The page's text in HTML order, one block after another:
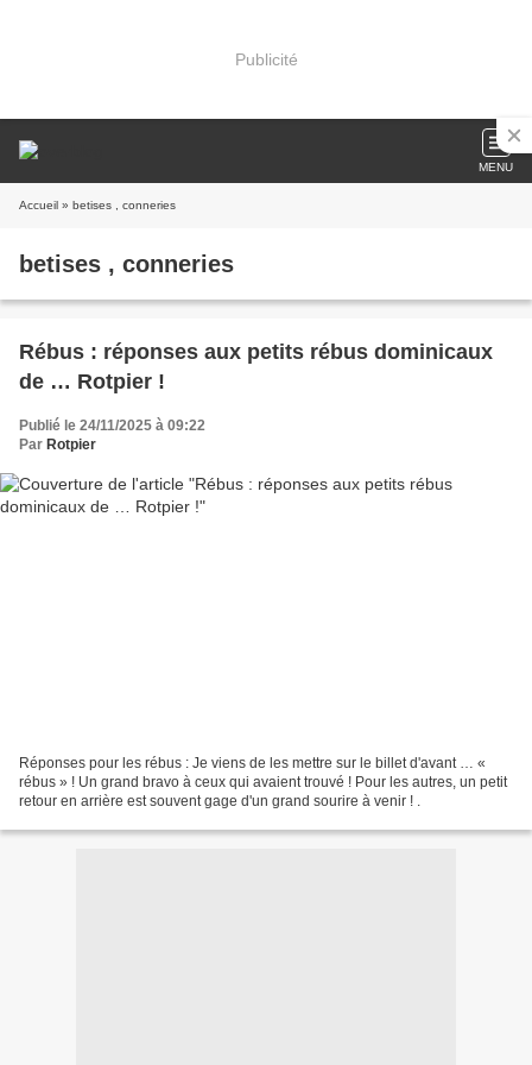
Publicité
MENU
Accueil » betises , conneries
betises , conneries
Rébus : réponses aux petits rébus dominicaux
de … Rotpier !
Publié le 24/11/2025 à 09:22
Par Rotpier
Réponses pour les rébus : Je viens de les mettre sur le billet d'avant … «
rébus » ! Un grand bravo à ceux qui avaient trouvé ! Pour les autres, un petit
retour en arrière est souvent gage d'un grand sourire à venir ! .